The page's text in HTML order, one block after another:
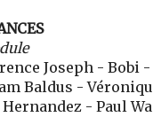
Joseph - Bobi
Baldus -
- Paul